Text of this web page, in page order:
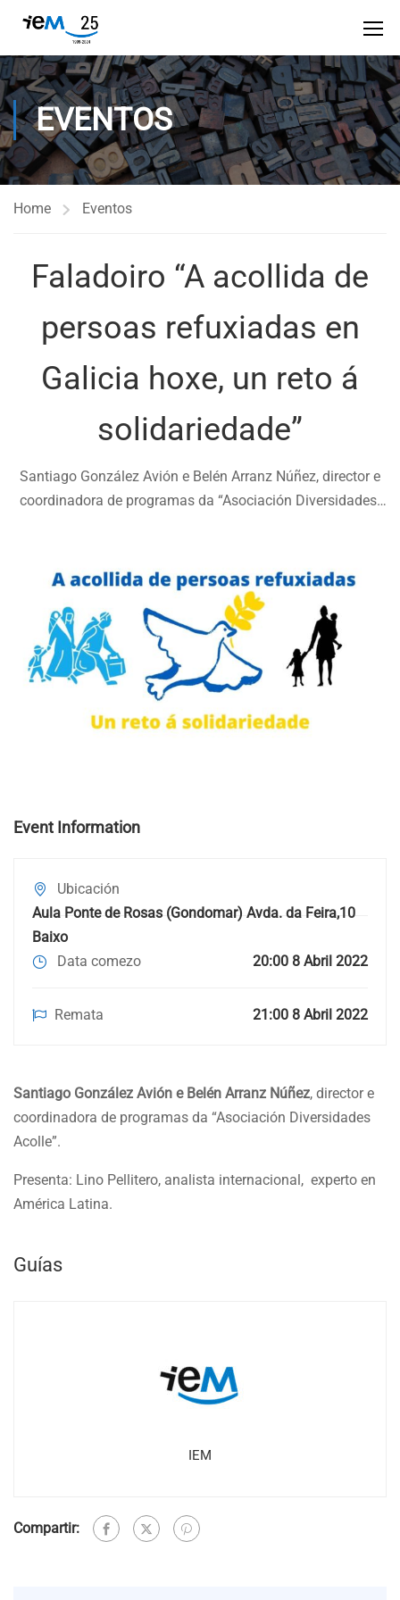
EVENTOS
Home Eventos
Faladoiro “A acollida de
persoas refuxiadas en
Galicia hoxe, un reto á
solidariedade”
Santiago González Avión e Belén Arranz Núñez, director e
coordinadora de programas da “Asociación Diversidades
Event Information
Ubicación
Aula Ponte de Rosas (Gondomar) Avda. da Feira,10
Baixo
Data comezo
20:00 8 Abril 2022
Remata 21:00 8 Abril 2022
Santiago González Avión e Belén Arranz Núñez, director e
coordinadora de programas da “Asociación Diversidades
Acolle”.
Presenta: Lino Pellitero, analista internacional, experto en
América Latina.
Guías
IEM
Compartir: